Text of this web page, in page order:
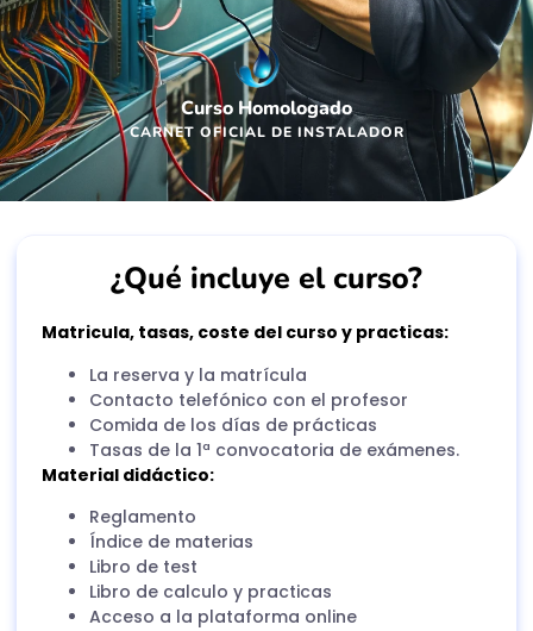
Curso Homologado
CARNET OFICIAL DE INSTALADOR
¿Qué incluye el curso?
Matricula, tasas, coste del curso y practicas:
La reserva y la matrícula
Contacto telefónico con el profesor
Comida de los días de prácticas
Tasas de la 1ª convocatoria de exámenes.
Material didáctico:
Reglamento
Índice de materias
Libro de test
Libro de calculo y practicas
Acceso a la plataforma online